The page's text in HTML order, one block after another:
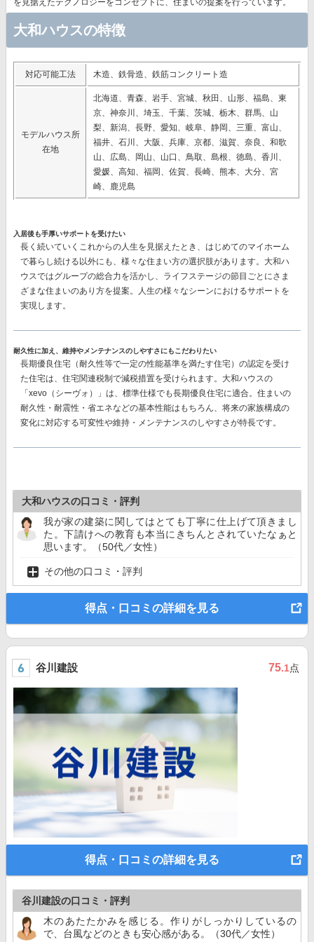
を見据えたテクノロジーをコンセプトに、住まいの提案を行っています。
大和ハウスの特徴
対応可能工法 木造、鉄骨造、鉄筋コンクリート造
モデルハウス所
在地
北海道、青森、岩手、宮城、秋田、山形、福島、東
京、神奈川、埼玉、千葉、茨城、栃木、群馬、山
梨、新潟、長野、愛知、岐阜、静岡、三重、富山、
福井、石川、大阪、兵庫、京都、滋賀、奈良、和歌
山、広島、岡山、山口、鳥取、島根、徳島、香川、
愛媛、高知、福岡、佐賀、長崎、熊本、大分、宮
崎、鹿児島
入居後も手厚いサポートを受けたい
長く続いていくこれからの人生を見据えたとき、はじめてのマイホーム
で暮らし続ける以外にも、様々な住まい方の選択肢があります。大和ハ
ウスではグループの総合力を活かし、ライフステージの節目ごとにさま
ざまな住まいのあり方を提案。人生の様々なシーンにおけるサポートを
実現します。
耐久性に加え、維持やメンテナンスのしやすさにもこだわりたい
長期優良住宅（耐久性等で一定の性能基準を満たす住宅）の認定を受け
た住宅は、住宅関連税制で減税措置を受けられます。大和ハウスの
「xevo（シーヴォ）」は、標準仕様でも長期優良住宅に適合。住まいの
耐久性・耐震性・省エネなどの基本性能はもちろん、将来の家族構成の
変化に対応する可変性や維持・メンテナンスのしやすさが特長です。
大和ハウスの口コミ・評判
我が家の建築に関してはとても丁寧に仕上げて頂きまし
た。下請けへの教育も本当にきちんとされていたなぁと
思います。（50代／女性）
その他の口コミ・評判
得点・口コミの詳細を見る
谷川建設 75.1点
得点・口コミの詳細を見る
谷川建設の口コミ・評判
木のあたたかみを感じる。作りがしっかりしているの
で、台風などのときも安心感がある。（30代／女性）